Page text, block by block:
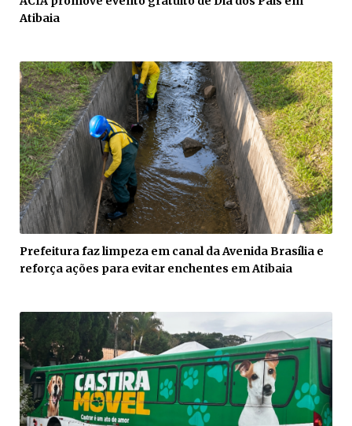
Atibaia
Prefeitura faz limpeza em canal da Avenida Brasília e
reforça ações para evitar enchentes em Atibaia